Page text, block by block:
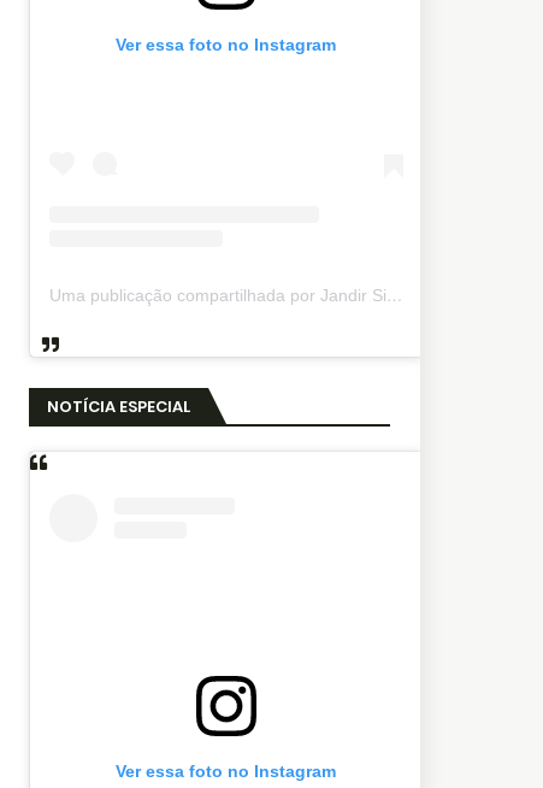
Ver essa foto no Instagram
Uma publicação compartilhada por Jandir Sidnei (@jandirsidnei)
NOTÍCIA ESPECIAL
Ver essa foto no Instagram